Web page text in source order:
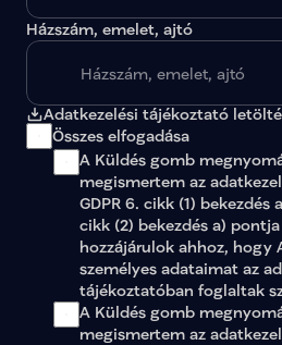
Házszám, emelet, ajtó
Adatkezelési tájékoztató
Összes elfogadása
A Küldés gomb
megismertem az
GDPR 6. cikk (1)
cikk (2) bekezdés a)
hozzájárulok ahhoz, hogy
személyes adataimat az
tájékoztatóban foglaltak
A Küldés gomb
megismertem az